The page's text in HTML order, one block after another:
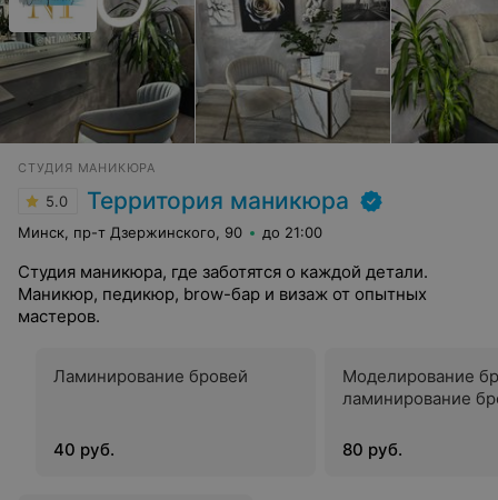
СТУДИЯ МАНИКЮРА
5.0 Территория маникюра
Минск, пр-т Дзержинского, 90 до 21:00
Студия маникюра, где заботятся о каждой детали.
Маникюр, педикюр, brow-бар и визаж от опытных
мастеров.
Ламинирование бровей
40 руб.
Моделирование
ламинирование
80 руб.